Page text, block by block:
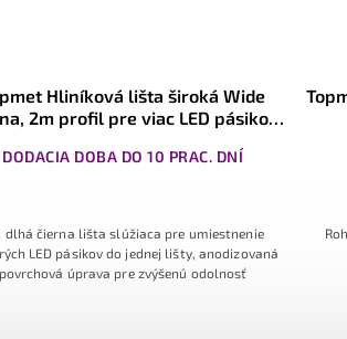
Brolux Hliníková lišta Satén,
anodizovaný rohový profil pre LED
✅ SKLADOM
10 x 1m Rohová hliníková lišta s anodizovaným
povrchom pre zvýšenú odolnosť voči poškodeniu
povrchu poškriabaním, lišta určená pre